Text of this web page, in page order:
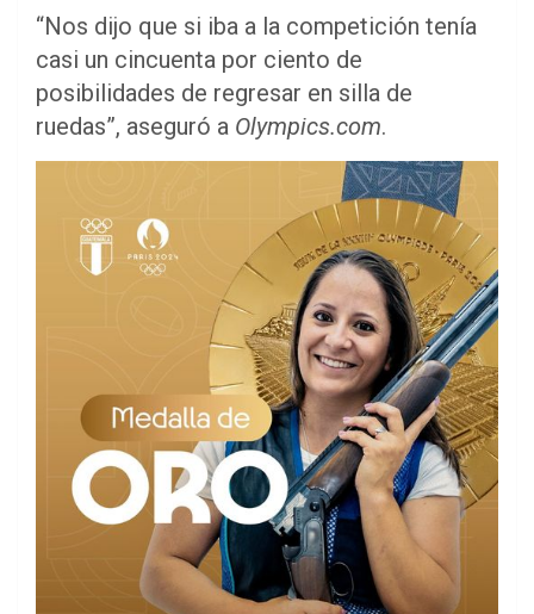
“Nos dijo que si iba a la competición tenía
casi un cincuenta por ciento de
posibilidades de regresar en silla de
ruedas”, aseguró a Olympics.com.